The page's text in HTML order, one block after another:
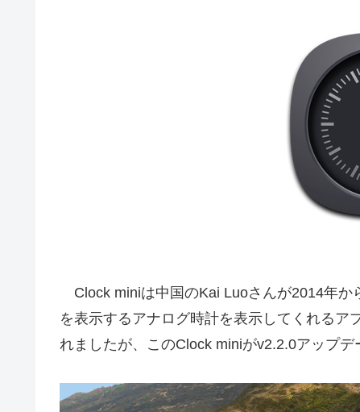
Clock miniは中国のKai Luoさんが2014年か
を表示するアナログ時計を表示してくれるア
れましたが、このClock miniがv2.2.0アップデ